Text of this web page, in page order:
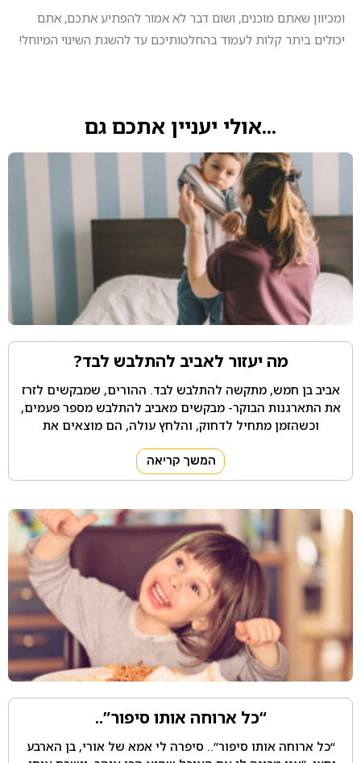
ומכיוון שאתם מוכנים, ושום דבר לא אמור להפתיע אתכם, אתם
יכולים ביתר קלות לעמוד בהחלטותיכם עד להשגת השינוי המיוחל!
...אולי יעניין אתכם גם
מה יעזור לאביב להתלבש לבד?
אביב בן חמש, מתקשה להתלבש לבד. ההורים, שמבקשים לזרז
את התארגנות הבוקר- מבקשים מאביב להתלבש מספר פעמים,
וכשהזמן מתחיל לדחוק, והלחץ עולה, הם מוצאים את
המשך קריאה
“כל ארוחה אותו סיפור”..
“כל ארוחה אותו סיפור”.. סיפרה לי אמא של אורי, בן הארבע